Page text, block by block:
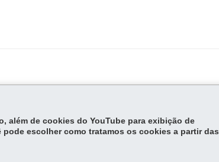
além de cookies do YouTube para exibição de
escolher como tratamos os cookies a partir das